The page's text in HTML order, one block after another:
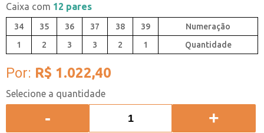
Caixa com 12 pares
34 35 36 37 38
39
1
2 3 3 2 1 Quantidade
Por: R$ 1.022,40
- +